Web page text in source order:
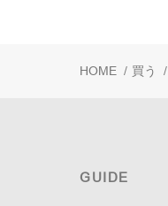
HOME / 買う /
GUIDE